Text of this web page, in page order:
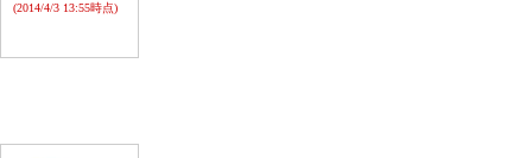
(2014/4/3 13:55時点)